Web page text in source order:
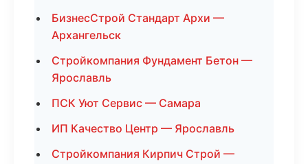
БизнесСтрой Стандарт Архи —
Архангельск
Стройкомпания Фундамент Бетон —
Ярославль
ПСК Уют Сервис — Самара
ИП Качество Центр — Ярославль
Стройкомпания Кирпич Строй —